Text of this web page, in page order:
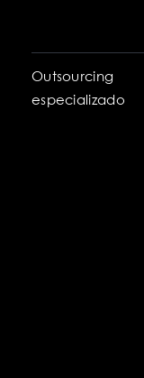
Outsourcing
especializado